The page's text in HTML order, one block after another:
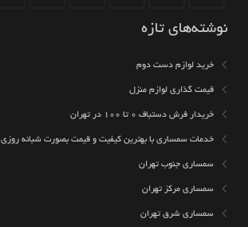
نوشته‌های تازه
خرید لوازم دست دوم
قیمت گذاری لوازم منزل
خریدار فرش دستباف ۰ تا ۱۰۰ در تهران
خدمات سمساری با بهترین کیفیت و قیمت بصورت شبانه روزی
سمساری جنوب تهران
سمساری مرکز تهران
سمساری شرق تهران